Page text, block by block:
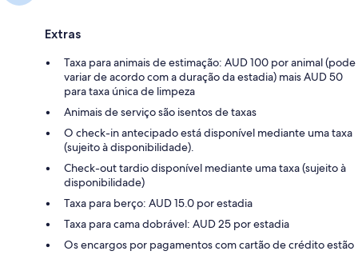
Extras
Taxa para animais de estimação: AUD 100 por animal (pode
variar de acordo com a duração da estadia) mais AUD 50
para taxa única de limpeza
Animais de serviço são isentos de taxas
O check-in antecipado está disponível mediante uma taxa
(sujeito à disponibilidade).
Check-out tardio disponível mediante uma taxa (sujeito à
disponibilidade)
Taxa para berço: AUD 15.0 por estadia
Taxa para cama dobrável: AUD 25 por estadia
Os encargos por pagamentos com cartão de crédito estão